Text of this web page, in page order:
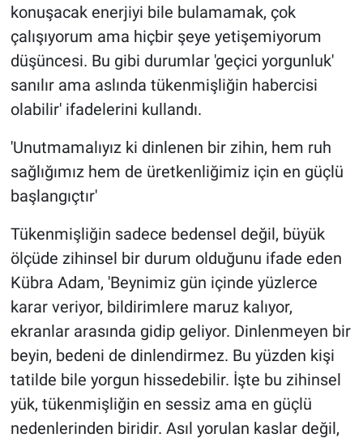
konuşacak enerjiyi bile bulamamak, çok
çalışıyorum ama hiçbir şeye yetişemiyorum
düşüncesi. Bu gibi durumlar 'geçici yorgunluk'
sanılır ama aslında tükenmişliğin habercisi
olabilir' ifadelerini kullandı.
'Unutmamalıyız ki dinlenen bir zihin, hem ruh
sağlığımız hem de üretkenliğimiz için en güçlü
başlangıçtır'
Tükenmişliğin sadece bedensel değil, büyük
ölçüde zihinsel bir durum olduğunu ifade eden
Kübra Adam, 'Beynimiz gün içinde yüzlerce
karar veriyor, bildirimlere maruz kalıyor,
ekranlar arasında gidip geliyor. Dinlenmeyen bir
beyin, bedeni de dinlendirmez. Bu yüzden kişi
tatilde bile yorgun hissedebilir. İşte bu zihinsel
yük, tükenmişliğin en sessiz ama en güçlü
nedenlerinden biridir. Asıl yorulan kaslar değil,